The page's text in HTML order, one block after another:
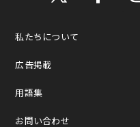
私たちについて
広告掲載
用語集
お問い合わせ